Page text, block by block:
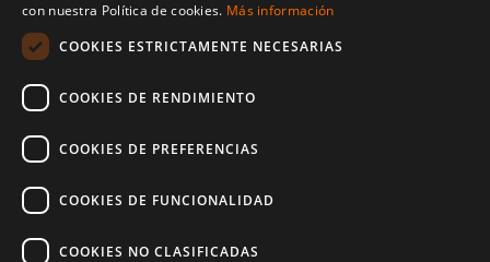
con nuestra Política de cookies. Más información
COOKIES ESTRICTAMENTE NECESARIAS
COOKIES DE RENDIMIENTO
COOKIES DE PREFERENCIAS
COOKIES DE FUNCIONALIDAD
COOKIES NO CLASIFICADAS